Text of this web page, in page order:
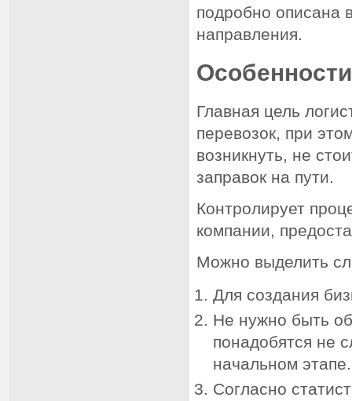
подробно описана
направления.
Особенности
Главная цель
перевозок, при
возникнуть, не
заправок на пути.
Контролирует
компании,
Можно выделить
Для создания
Не нужно быть
понадобятся не
начальном этапе.
Согласно